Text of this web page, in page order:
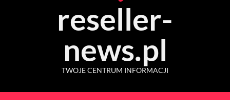
reseller-
news.pl
TWOJE CENTRUM INFORMACJI